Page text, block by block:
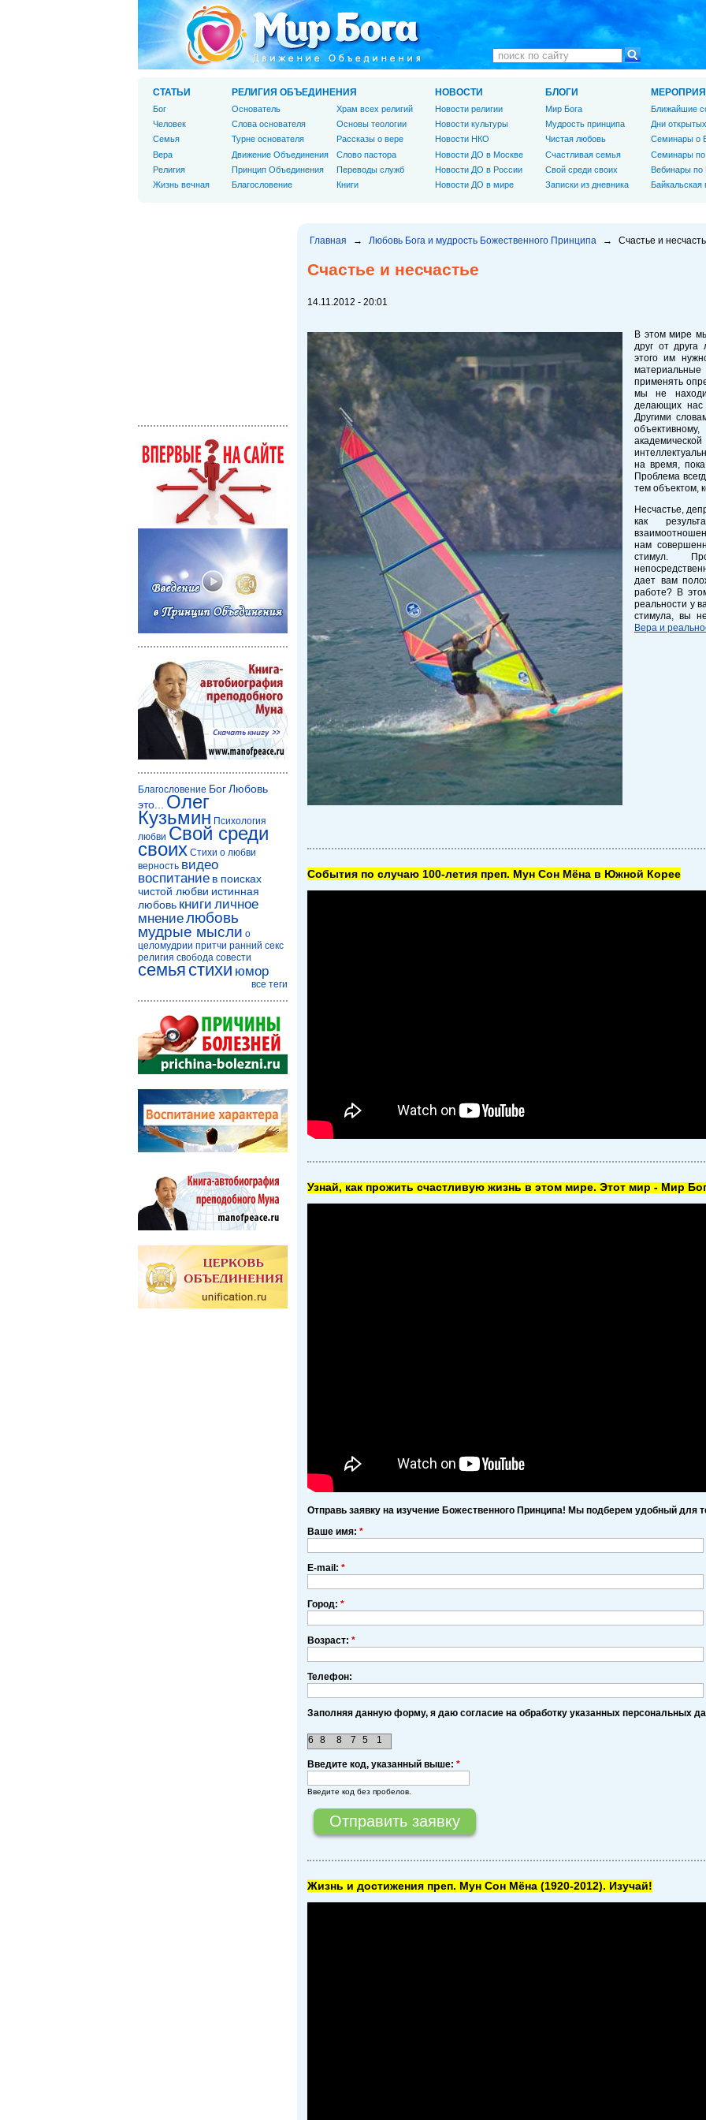
Главная → Любовь Бога и мудрость Божественного Принципа → Счастье и
Счастье и несчастье
14.11.2012 - 20:01
В этом мире
друг от друга
этого им
применять
мы не
делающих
Другими
на время,
Проблема
тем объектом,
Несчастье,
как
нам
стимул.
дает вам
работе? В
реальности у
стимула, вы
Вера и
Cобытия по случаю 100-летия преп. Мун Сон Мёна в Южной Корее
Узнай, как прожить счастливую жизнь в этом мире. Этот мир - Мир
Отправь заявку на изучение Божественного Принципа! Мы подберем удобный для
Ваше имя: *
E-mail: *
Город: *
Возраст: *
Телефон:
Заполняя данную форму, я даю согласие на обработку указанных персональных
7 5 1
8
6 8
Введите код, указанный выше: *
Введите код без пробелов.
Жизнь и достижения преп. Мун Сон Мёна (1920-2012). Изучай!
СТАТЬИ
Бог
Человек
Cемья
Вера
Религия
Жизнь вечная
РЕЛИГИЯ ОБЪЕДИНЕНИЯ
Основатель
Слова основателя
Турне основателя
Движение Объединения
Принцип Объединения
Благословение
Храм всех религий
Основы теологии
Рассказы о вере
Слово пастора
Переводы служб
Книги
НОВОСТИ
Новости религии
Новости культуры
Новости НКО
Новости ДО в Москве
Новости ДО в России
Новости ДО в мире
БЛОГИ
Мир Бога
Мудрость принципа
Чистая любовь
Счастливая семья
Свой среди своих
Записки из дневника
Ближайшие
Дни
Семинары о
Семинары
Вебинары по
Байкальская
Благословение БогЛюбовь
это...
Олег
Кузьмин Психология
любви Свой среди
своих Стихи о любви
верность видео
воспитание в поисках
чистой любви истинная
любовь книги личное
мнениелюбовь
мудрые мысли о
целомудрии притчи ранний секс
религия свобода совести
семья стихи юмор
все теги